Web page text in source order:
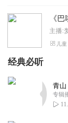
2019-12-
15529558oxy
y
大苹果小苹
世界爆发旗
《
主播:
儿童
经典必听
专辑